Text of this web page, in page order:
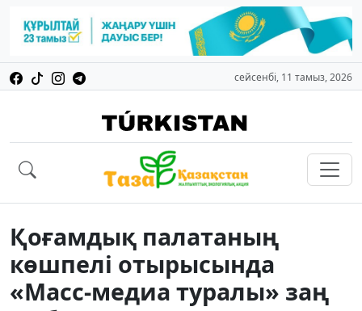
сейсенбі, 11 тамыз, 2026
Қоғамдық палатаның
көшпелі отырысында
«Масс-медиа туралы» заң